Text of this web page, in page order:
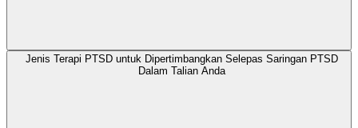
Jenis Terapi PTSD untuk Dipertimbangkan Selepas Saringan PTSD
Dalam Talian Anda